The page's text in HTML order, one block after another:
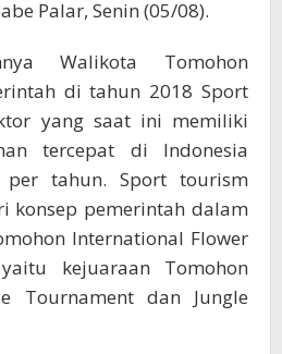
Palar, Senin (05/08).
Walikota Tomohon
di tahun 2018 Sport
yang saat ini memiliki
tercepat di Indonesia
per tahun. Sport tourism
konsep pemerintah dalam
International Flower
kejuaraan Tomohon
Tournament dan Jungle